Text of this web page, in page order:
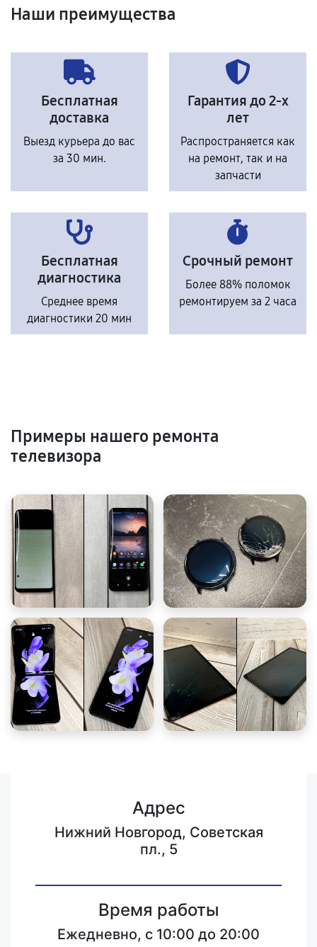
Наши преимущества
Бесплатная
доставка
Выезд курьера до вас
за 30 мин.
Гарантия до 2-х
лет
Распространяется как
на ремонт, так и на
запчасти
Бесплатная
диагностика
Среднее время
диагностики 20 мин
Срочный ремонт
Более 88% поломок
ремонтируем за 2 часа
Примеры нашего ремонта
телевизора
Адрес
Нижний Новгород, Советская
пл., 5
Время работы
Ежедневно, с 10:00 до 20:00